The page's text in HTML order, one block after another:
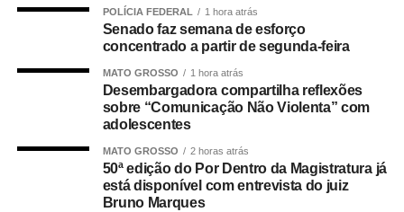
mecanismos de proteção mais efetivos.
Segundo ela, além de ampliar o conceito de violência
doméstica para incluir as agressões psicológica, sexual,
patrimonial e moral, a Lei Maria da Penha instituiu
medidas protetivas com análise prioritária, fortaleceu a
equipes multidisciplinares e atuação integrada com a
rede de proteção.
POLÍCIA FEDERAL 1 hora atrás
Senado faz semana de esforço
concentrado a partir de segunda-feira
MATO GROSSO 1 hora atrás
Desembargadora compartilha reflexões
sobre “Comunicação Não Violenta” com
adolescentes
MATO GROSSO 2 horas atrás
50ª edição do Por Dentro da Magistratura já
está disponível com entrevista do juiz
Bruno Marques